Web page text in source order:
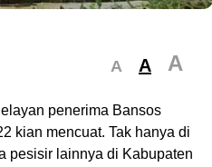
A A A
penerima Bansos
kian mencuat. Tak hanya di
pesisir lainnya di Kabupaten